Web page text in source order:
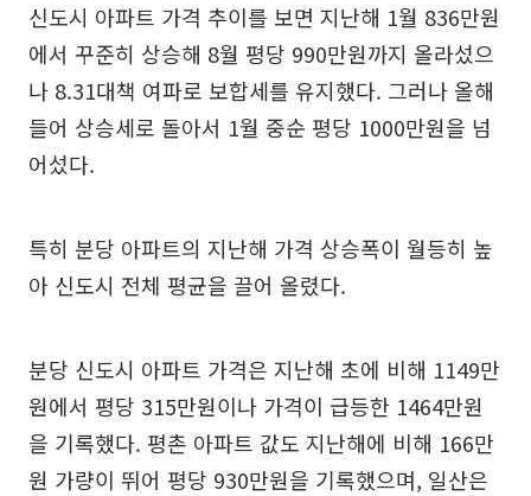
신도시 아파트 가격 추이를 보면 지난해 1월 836만원
에서 꾸준히 상승해 8월 평당 990만원까지 올라섰으
나 8.31대책 여파로 보합세를 유지했다. 그러나 올해
들어 상승세로 돌아서 1월 중순 평당 1000만원을 넘
어섰다.
특히 분당 아파트의 지난해 가격 상승폭이 월등히 높
아 신도시 전체 평균을 끌어 올렸다.
분당 신도시 아파트 가격은 지난해 초에 비해 1149만
원에서 평당 315만원이나 가격이 급등한 1464만원
을 기록했다. 평촌 아파트 값도 지난해에 비해 166만
원 가량이 뛰어 평당 930만원을 기록했으며, 일산은